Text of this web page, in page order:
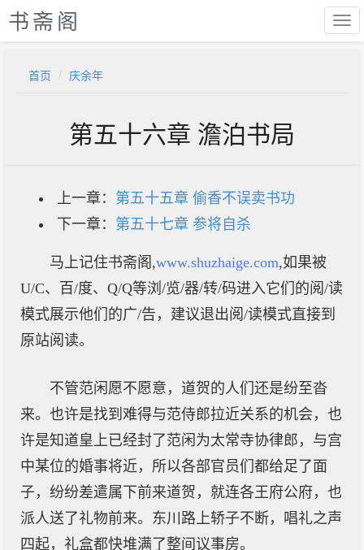
书斋阁
首页 庆余年
第五十六章 澹泊书局
上一章： 第五十五章 偷香不误卖书功
下一章： 第五十七章 参将自杀
马上记住书斋阁,www.shuzhaige.com,如果被
U/C、百/度、Q/Q等浏/览/器/转/码进入它们的阅/读
模式展示他们的广/告，建议退出阅/读模式直接到
原站阅读。
不管范闲愿不愿意，道贺的人们还是纷至沓
来。也许是找到难得与范侍郎拉近关系的机会，也
许是知道皇上已经封了范闲为太常寺协律郎，与宫
中某位的婚事将近，所以各部官员们都给足了面
子，纷纷差遣属下前来道贺，就连各王府公府，也
派人送了礼物前来。东川路上轿子不断，唱礼之声
四起，礼盒都快堆满了整间议事房。